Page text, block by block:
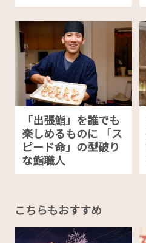
「出張鮨」を誰でも
楽しめるものに 「ス
ピード命」の型破り
な鮨職人
こちらもおすすめ